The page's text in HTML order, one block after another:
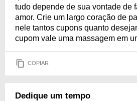
tudo depende de sua vontade de
amor. Crie um largo coração de
nele tantos cupons quanto
cupom vale uma massagem em
COPIAR
Dedique um tempo